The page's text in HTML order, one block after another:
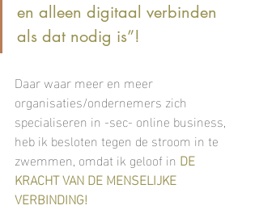
en alleen digitaal verbinden
als dat nodig is”!
Daar waar meer en meer
organisaties/ondernemers zich
specialiseren in -sec- online business,
heb ik besloten tegen de stroom in te
zwemmen, omdat ik geloof in DE
KRACHT VAN DE MENSELIJKE
VERBINDING!